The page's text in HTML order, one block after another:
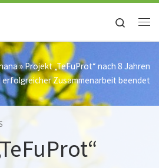
Search
»Projekt „TeFuProt“ nach 8 Jahren
erfolgreicher Zusammenarbeit beendet